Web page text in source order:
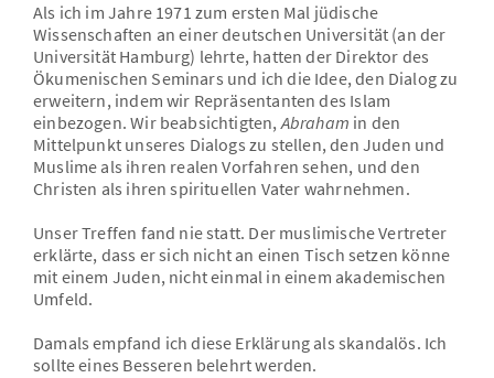
Ausgewählte Essays
O-Töne - Leo Trepp erinnert sich
Unsere praktische Arbeit
Die Stiftungsgremien und ihre Mitglieder
Kooperationspartner
Jüdische Vielfalt
Als ich im Jahre 1971 zum ersten Mal jüdische
Wissenschaften an einer deutschen Universität (an der
Universität Hamburg) lehrte, hatten der Direktor des
Ökumenischen Seminars und ich die Idee, den Dialog zu
erweitern, indem wir Repräsentanten des Islam
einbezogen. Wir beabsichtigten,Abraham in den
Mittelpunkt unseres Dialogs zu stellen, den Juden und
Muslime als ihren realen Vorfahren sehen, und den
Christen als ihren spirituellen Vater wahrnehmen.
Unser Treffen fand nie statt. Der muslimische Vertreter
erklärte, dass er sich nicht an einen Tisch setzen könne
mit einem Juden, nicht einmal in einem akademischen
Umfeld.
Damals empfand ich diese Erklärung als skandalös. Ich
sollte eines Besseren belehrt werden.